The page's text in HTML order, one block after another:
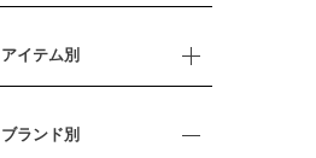
アイテム別
ブランド別